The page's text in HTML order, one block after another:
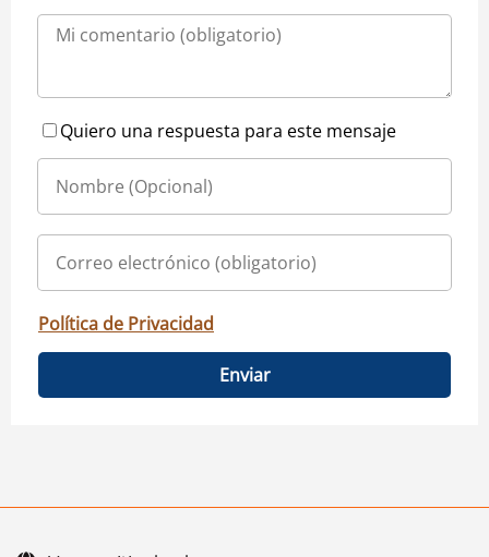
Quiero una respuesta para este mensaje
Política de Privacidad
Enviar